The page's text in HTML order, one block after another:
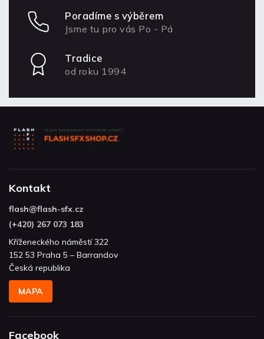
Poradíme s výběrem
Jsme tu pro vás Po - Pá
Tradice
od roku 1994
Kontakt
flash@flash-sfx.cz
(+420) 267 073 183
Kříženeckého náměstí 322
152 53 Praha 5 – Barrandov
Česká republika
MAPA
Facebook